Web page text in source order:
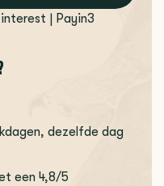
| Payin3
dezelfde dag
een 4,8/5